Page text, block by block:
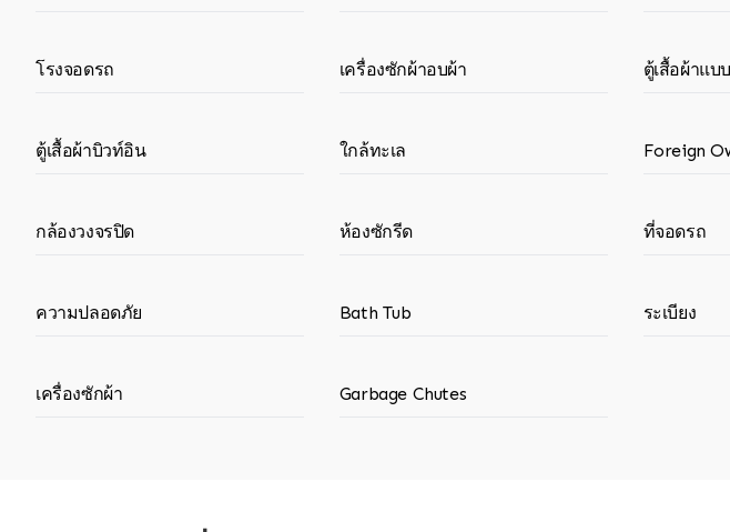
โรงจอดรถ เครื่องซักผ้าอบผ้า ตู้เสื้อผ้าแ
ตู้เสื้อผ้าบิวท์อิน ใกล้ทะเล Foreign
กล้องวงจรปิด ห้องซักรีด ที่จอดรถ
ความปลอดภัย Bath Tub ระเบียง
เครื่องซักผ้า Garbage Chutes